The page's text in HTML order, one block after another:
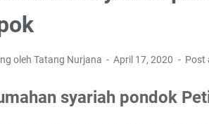
oleh Tatang Nurjana April 17, 2020 Post
syariah pondok